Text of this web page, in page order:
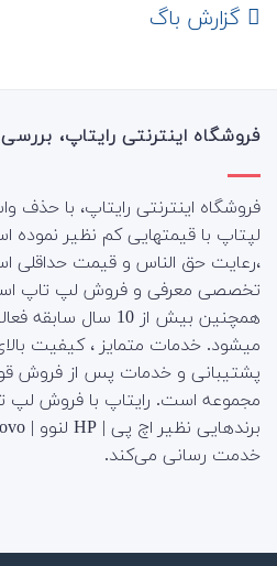
‌ گزارش باگ
فروشگاه اینترنتی رایتاپ،
فروشگاه اینترنتی رایتاپ، با حذف
لپتاپ با قیمتهایی کم نظیر نموده
،رعایت حق الناس و قیمت حداقلی
تخصصی معرفی و فروش لپ تاپ
همچنین بیش از 10 سال
میشود. خدمات متمایز ، کیفیت
پشتیبانی و خدمات پس از فروش
مجموعه است. رایتاپ با فروش لپ
خدمت رسانی می‌کند.